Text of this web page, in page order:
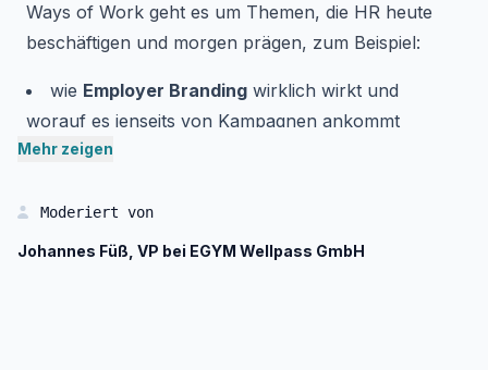
Ways of Work geht es um Themen, die HR heute
beschäftigen und morgen prägen, zum Beispiel:
wie Employer Branding wirklich wirkt und
worauf es jenseits von Kampagnen ankommt
wieTalente gewonnen, entwickelt
was eine gesunde Unternehmenskultur
ausmacht und wie sie im Alltag gelebt wird
Mehr zeigen
Moderiert von
Johannes Füß, VP bei EGYM Wellpass GmbH